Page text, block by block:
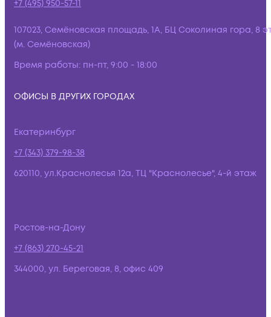
+7 (495) 950-57-11
107023, Семёновская площадь, 1А, БЦ Соколиная гора, 8
(м. Семёновская)
Время работы: пн-пт, 9:00 - 18:00
ОФИСЫ В ДРУГИХ ГОРОДАХ
Екатеринбург
+7 (343) 379-98-38
620110, ул.Краснолесья 12а, ТЦ "Краснолесье", 4-й этаж
Ростов-на-Дону
+7 (863) 270-45-21
344000, ул. Береговая, 8, офис 409